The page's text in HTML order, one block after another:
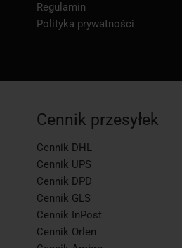
Regulamin
Polityka prywatności
Cennik przesyłek
Cennik DHL
Cennik UPS
Cennik DPD
Cennik GLS
Cennik InPost
Cennik Orlen